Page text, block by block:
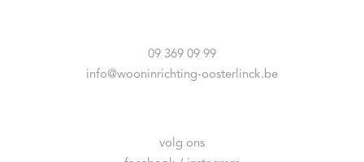
09 369 09 99
info@wooninrichting-oosterlinck.be
volg ons